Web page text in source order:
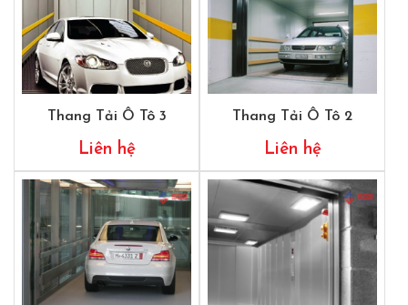
Thang Tải Ô Tô 3
Liên hệ
Thang Tải Ô Tô 2
Liên hệ